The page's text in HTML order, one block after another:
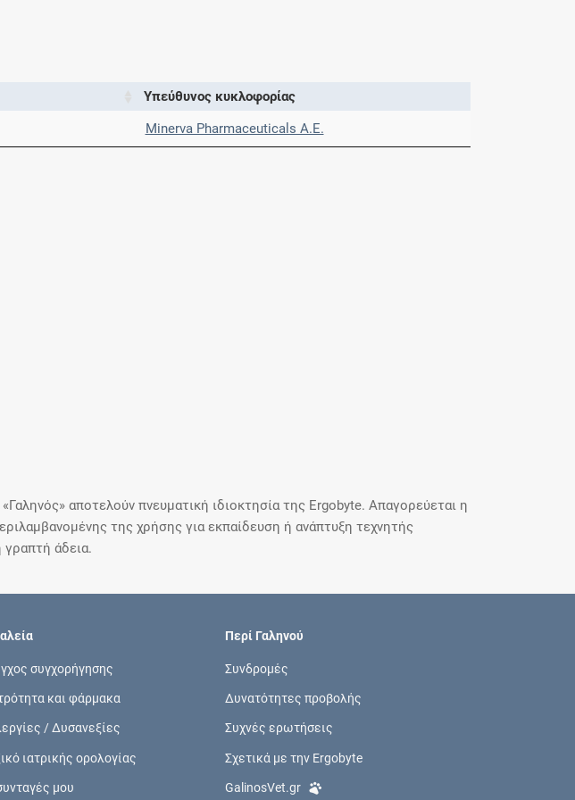
Υπεύθυνος κυκλοφορίας
Minerva Pharmaceuticals A.E.
αποτελούν πνευματική ιδιοκτησία της Ergobyte. Απαγορεύεται η
της χρήσης για εκπαίδευση ή ανάπτυξη τεχνητής
άδεια.
συγχορήγησης
και φάρμακα
/ Δυσανεξίες
ιατρικής ορολογίας
μου
Περί Γαληνού
Συνδρομές
Δυνατότητες προβολής
Συχνές ερωτήσεις
Σχετικά με την Ergobyte
GalinosVet.gr